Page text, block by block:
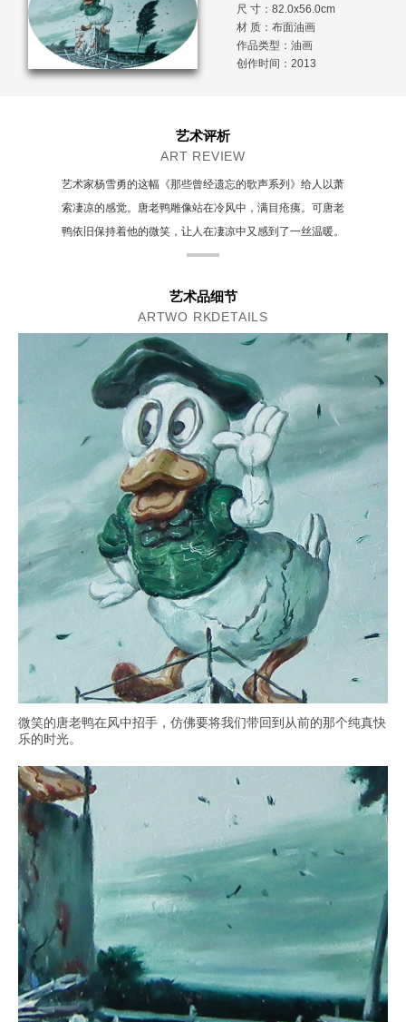
尺 寸：82.0x56.0cm
材 质： 布面油画
作品类型：油画
创作时间：2013
艺术评析
ART REVIEW
艺术家杨雪勇的这幅《那些曾经遗忘的歌声系列》给人以萧
索凄凉的感觉。唐老鸭雕像站在冷风中，满目疮痍。可唐老
鸭依旧保持着他的微笑，让人在凄凉中又感到了一丝温暖。
艺术品细节
ARTWO RKDETAILS
微笑的唐老鸭在风中招手，仿佛要将我们带回到从前的那个纯真快
乐的时光。